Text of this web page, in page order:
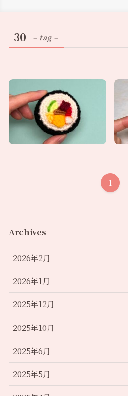
30 – tag –
1
Archives
2026年2月
2026年1月
2025年12月
2025年10月
2025年6月
2025年5月